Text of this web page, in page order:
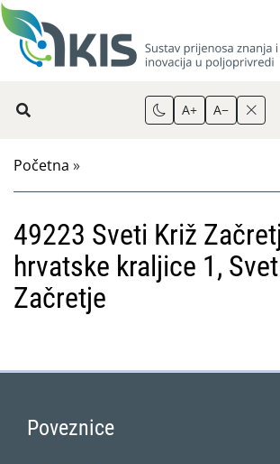
A+ A−
Početna »
49223 Sveti Križ
hrvatske kraljice 1,
Začretje
Poveznice